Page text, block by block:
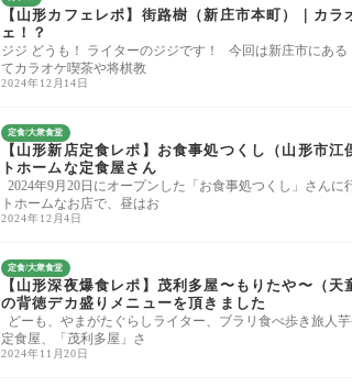
【山形カフェレポ】街路樹（新庄市本町）｜カ
ェ！？
ジジ どうも！ ライターのジジです！ 今回は新庄市にあ
てカラオケ喫茶や将棋教
2024年12月14日
定食/大衆食堂
【山形新店定食レポ】お食事処つくし（山形市
トホームな定食屋さん
2024年9月20日にオープンした「お食事処つくし」さん
トホームなお店で、昼はお
2024年12月4日
定食/大衆食堂
【山形深夜爆食レポ】茂利多屋〜もりたや〜（
の背徳デカ盛りメニューを頂きました
どーも、やまがたぐらしライター、ブラリ食べ歩き旅人
定食屋、「茂利多屋」さ
2024年11月20日